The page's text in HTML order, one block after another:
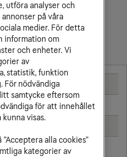
utländskt nummer)
25,00 kr/min
25,00 kr/min
11,00 kr
utföra analyser och
på våra
medier. För detta
information om
och enheter. Vi
av
statistik, funktion
För nödvändiga
samtycke eftersom
för att innehållet
visas.
alla cookies”
kategorier av